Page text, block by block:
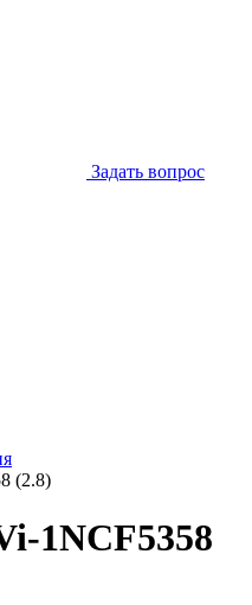
Задать вопрос
(2.8)
1NCF5358